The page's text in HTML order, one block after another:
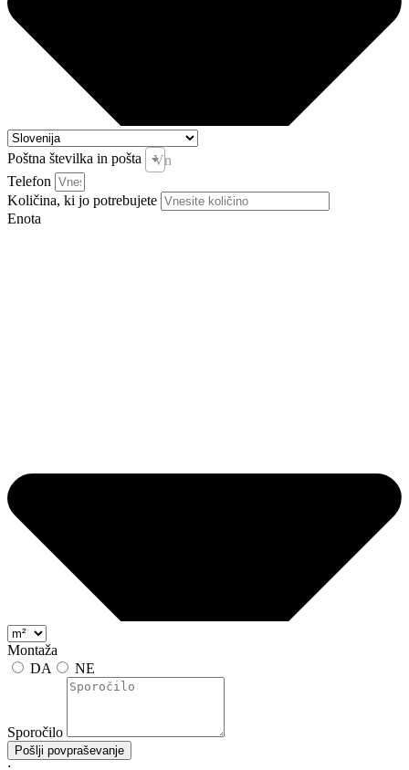
Poštna številka in pošta
Vnesite pošto in kraj *
Telefon
Količina, ki jo potrebujete
Enota
Montaža
DA
NE
Sporočilo
Pošlji povpraševanje